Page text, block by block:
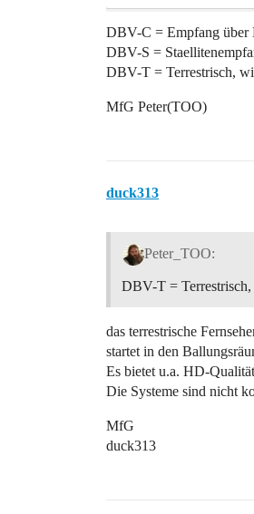
DBV-C = Empfang über
DBV-S =
DBV-T = Terrestrisch,
MfG Peter(TOO)
duck313
Peter_TOO:
DBV-T = Terrestrisch,
das terrestrische
startet in den
Es bietet u.a. HD-
Die Systeme sind nicht
MfG
duck313